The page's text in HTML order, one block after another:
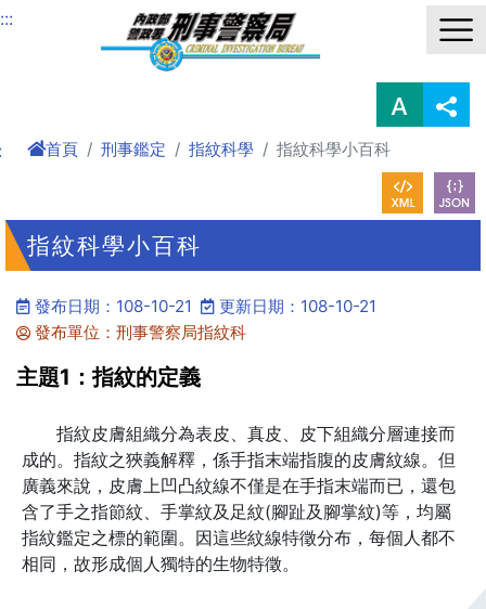
進入內容區塊
:::
首頁 刑事鑑定 指紋科學 指紋科學小百科
指紋科學小百科
發布日期：108-10-21
更新日期：108-10-21
發布單位：刑事警察局指紋科
主題1：指紋的定義
指紋皮膚組織分為表皮、真皮、皮下組織分層連接而
成的。指紋之狹義解釋，係手指末端指腹的皮膚紋線。但
廣義來說，皮膚上凹凸紋線不僅是在手指末端而已，還包
含了手之指節紋、手掌紋及足紋(腳趾及腳掌紋)等，均屬
指紋鑑定之標的範圍。因這些紋線特徵分布，每個人都不
相同，故形成個人獨特的生物特徵。